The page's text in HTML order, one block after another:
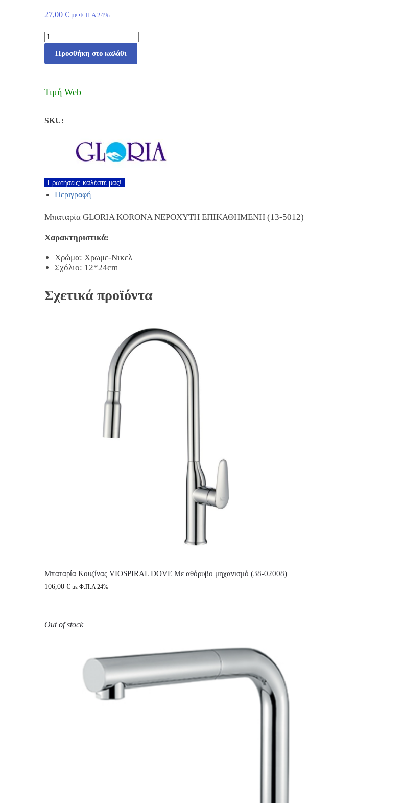
27,00 € με Φ.Π.Α 24%
Προσθήκη στο καλάθι
Τιμή Web
SKU:
Ερωτήσεις; καλέστε μας!
Περιγραφή
Μπαταρία GLORIA KORONA ΝΕΡΟΧΥΤΗ ΕΠΙΚΑΘΗΜΕΝΗ (13-5012)
Χαρακτηριστικά:
Χρώμα: Χρωμε-Νικελ
Σχόλιο: 12*24cm
Σχετικά προϊόντα
Μπαταρία Κουζίνας VIOSPIRAL DOVE Με αθόρυβο μηχανισμό (38-02008)
106,00 € με Φ.Π.Α 24%
Out of stock